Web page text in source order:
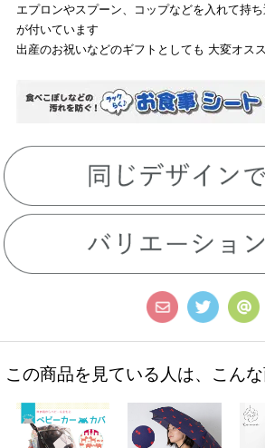
エプロンやスプーン、コップなどを入れて持
が付いています
出産のお祝いなどのギフトとしても 大変オス
この商品を見ている人は、こん